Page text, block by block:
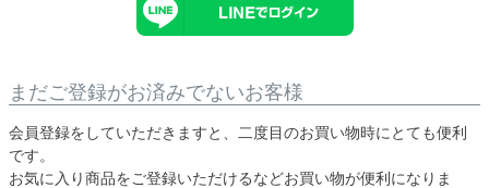
まだご登録がお済みでないお客様
会員登録をしていただきますと、二度目のお買い物時にとても便利
です。
お気に入り商品をご登録いただけるなどお買い物が便利になりま